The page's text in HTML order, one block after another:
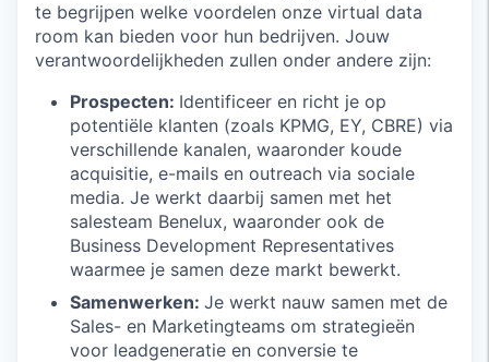
te begrijpen welke voordelen onze virtual data
room kan bieden voor hun bedrijven. Jouw
verantwoordelijkheden zullen onder andere zijn:
Prospecten: Identificeer en richt je op
potentiële klanten (zoals KPMG, EY, CBRE) via
verschillende kanalen, waaronder koude
acquisitie, e-mails en outreach via sociale
media. Je werkt daarbij samen met het
salesteam Benelux, waaronder ook de
Business Development Representatives
waarmee je samen deze markt bewerkt.
Samenwerken: Je werkt nauw samen met de
Sales- en Marketingteams om strategieën
voor leadgeneratie en conversie te